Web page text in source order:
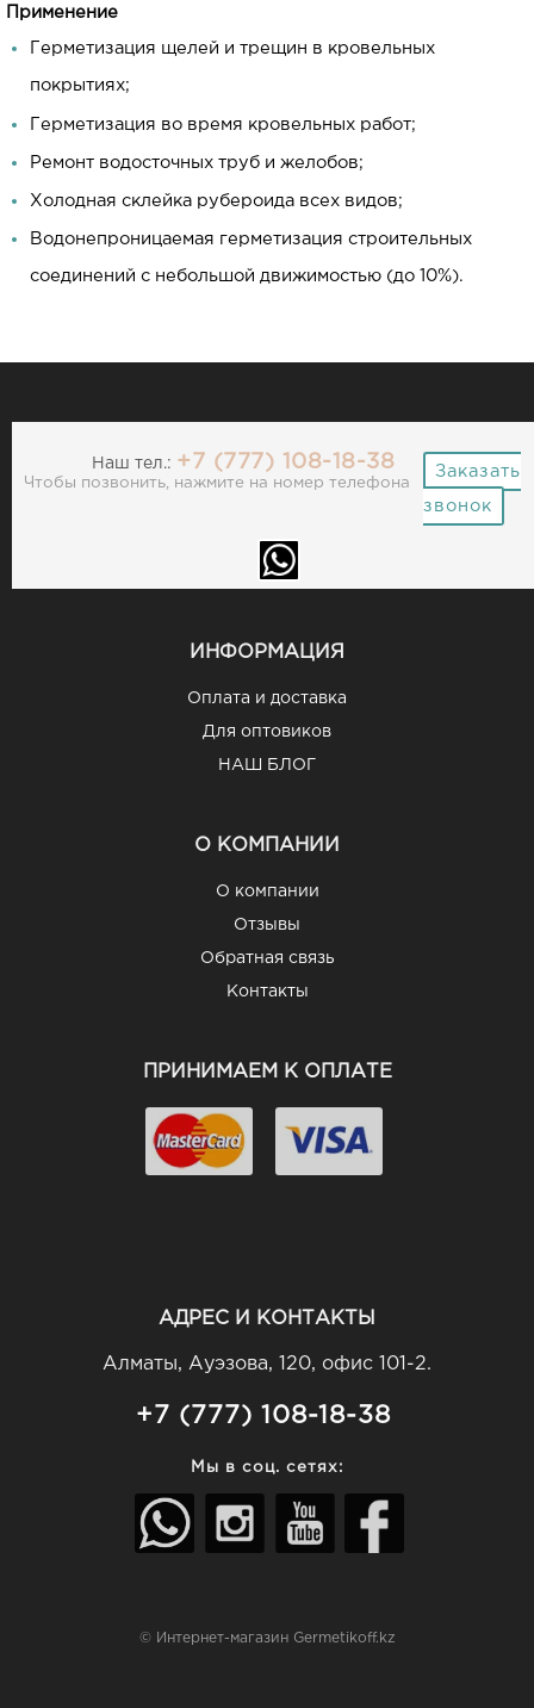
Применение
Герметизация щелей и трещин в кровельных
покрытиях;
Герметизация во время кровельных работ;
Ремонт водосточных труб и желобов;
Холодная склейка рубероида всех видов;
Водонепроницаемая герметизация строительных
соединений с небольшой движимостью (до 10%).
Наш тел.: +7 (777) 108-18-38
Чтобы позвонить, нажмите на номер телефона
Заказать
звонок
ИНФОРМАЦИЯ
Оплата и доставка
Для оптовиков
НАШ БЛОГ
О КОМПАНИИ
О компании
Отзывы
Обратная связь
Контакты
ПРИНИМАЕМ К ОПЛАТЕ
АДРЕС И КОНТАКТЫ
Алматы, Ауэзова, 120, офис 101-2.
+7 (777) 108-18-38
Мы в соц. сетях:
© Интернет-магазин Germetikoff.kz